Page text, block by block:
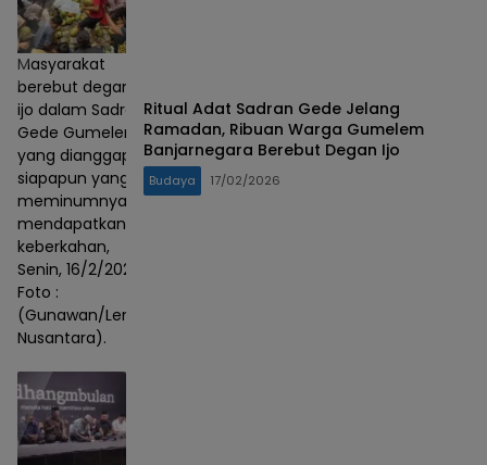
Masyarakat
berebut degan
ijo dalam Sadran
Gede Gumelem
yang dianggap
siapapun yang
meminumnya
mendapatkan
keberkahan,
Senin, 16/2/2026.
Foto :
(Gunawan/Lensa
Nusantara).
‎Ritual Adat Sadran Gede Jelang
Ramadan, Ribuan Warga Gumelem
Banjarnegara Berebut Degan Ijo
Budaya 17/02/2026